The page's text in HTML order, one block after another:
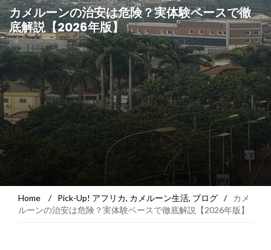
カメルーンの治安は危険？実体験ベースで徹
底解説【2026年版】
Home / Pick-Up! アフリカ, カメルーン生活, ブログ /
カメ
ルーンの治安は危険？実体験ベースで徹底解説【2026年版】